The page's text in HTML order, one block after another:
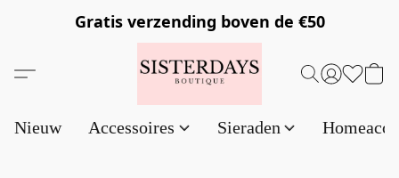
Gratis verzending boven de €50
Nieuw Accessoires Sieraden